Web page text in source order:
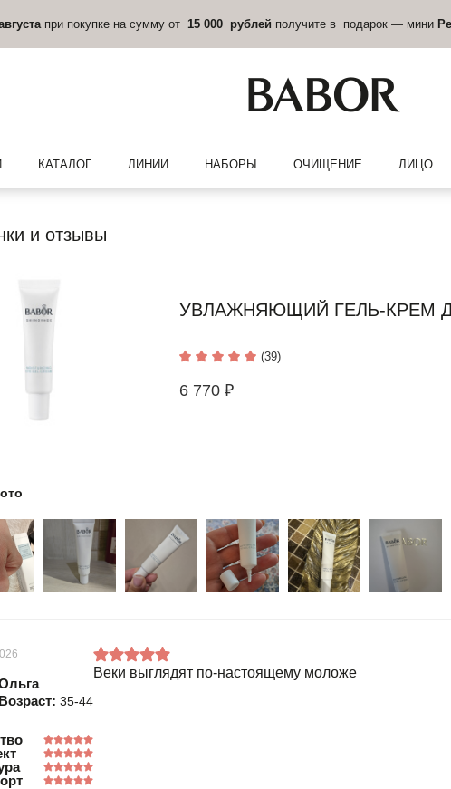
при покупке на сумму от 15 000 рублей получите в подарок — мини
КАТАЛОГ ЛИНИИ НАБОРЫ ОЧИЩЕНИЕ ЛИЦО
и отзывы
УВЛАЖНЯЮЩИЙ ГЕЛЬ-КРЕМ
(39)
6 770 ₽
Возраст: 35-44
Веки выглядят по-настоящему моложе